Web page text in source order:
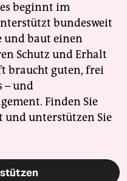
beginnt im
bundesweit
und baut einen
Schutz und Erhalt
braucht guten, frei
– und
Finden Sie
und unterstützen Sie